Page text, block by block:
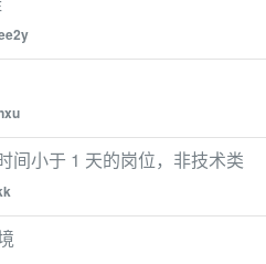
间小于 1 天的岗位，非技术类